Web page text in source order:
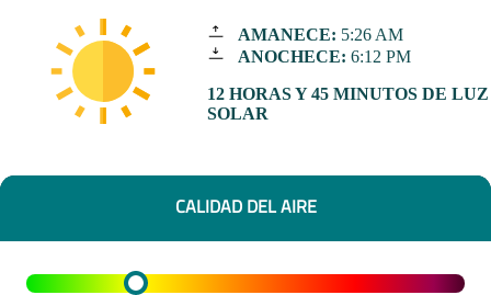
AMANECE: 5:26 AM
ANOCHECE: 6:12 PM
12 HORAS Y 45 MINUTOS DE LUZ
SOLAR
CALIDAD DEL AIRE